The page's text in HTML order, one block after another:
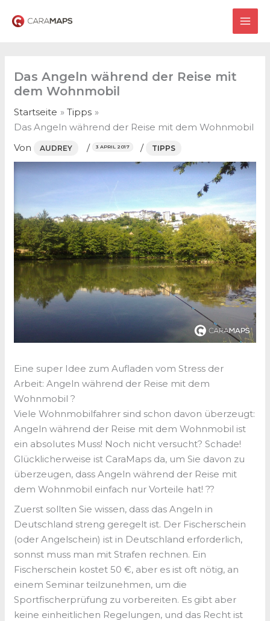
Inhalt
Das Angeln während der Reise mit
dem Wohnmobil
Startseite
Tipps
Das Angeln während der Reise mit dem Wohnmobil
Von
AUDREY / 3 APRIL 2017 / TIPPS
Eine super Idee zum Aufladen vom Stress der
Arbeit: Angeln während der Reise mit dem
Wohnmobil ?
Viele Wohnmobilfahrer sind schon davon überzeugt:
Angeln während der Reise mit dem Wohnmobil ist
ein absolutes Muss! Noch nicht versucht? Schade!
Glücklicherweise ist CaraMaps da, um Sie davon zu
überzeugen, dass Angeln während der Reise mit
dem Wohnmobil einfach nur Vorteile hat! ??
Zuerst sollten Sie wissen, dass das Angeln in
Deutschland streng geregelt ist. Der Fischerschein
(oder Angelschein) ist in Deutschland erforderlich,
sonnst muss man mit Strafen rechnen. Ein
Fischerschein kostet 50 €, aber es ist oft nötig, an
einem Seminar teilzunehmen, um die
Sportfischerprüfung zu vorbereiten. Es gibt aber
keine einheitlichen Regelungen, und das Recht ist